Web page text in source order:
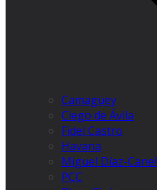
Camagüey
Ciego de Ávila
Fidel Castro
Havana
Miguel Díaz-Canel
PCC